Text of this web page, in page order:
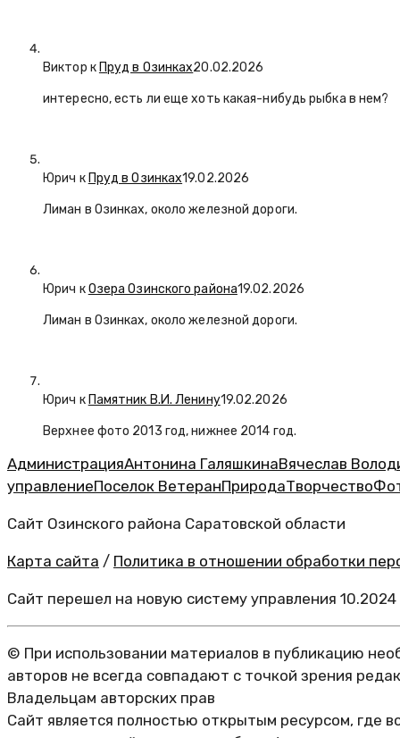
Виктор к Пруд в Озинках20.02.2026
интересно, есть ли еще хоть какая-нибудь рыбка в нем?
Юрич к Пруд в Озинках19.02.2026
Лиман в Озинках, около железной дороги.
Юрич кОзера Озинского района19.02.2026
Лиман в Озинках, около железной дороги.
Юрич к Памятник В.И. Ленину19.02.2026
Верхнее фото 2013 год, нижнее 2014 год.
АдминистрацияАнтонина ГаляшкинаВячеслав
управлениеПоселок ВетеранПриродаТворчество
Сайт Озинского района Саратовской области
Карта сайта / Политика в отношении обработки
Сайт перешел на новую систему управления 10.2024
© При использовании материалов в публикацию
авторов не всегда совпадают с точкой зрения
Владельцам авторских прав
Сайт является полностью открытым ресурсом, где